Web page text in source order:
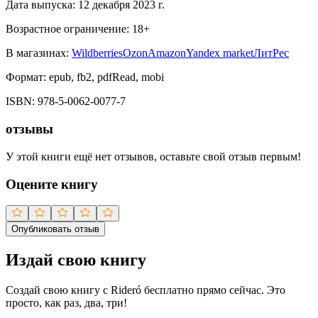
Дата выпуска: 12 декабря 2023 г.
Возрастное ограничение: 18+
В магазинах: WildberriesOzonAmazonYandex marketЛитРес
Формат: epub, fb2, pdfRead, mobi
ISBN: 978-5-0062-0077-7
отзывы
У этой книги ещё нет отзывов, оставьте свой отзыв первым!
Оцените книгу
Опубликовать отзыв
Издай свою книгу
Создай свою книгу с Rideró бесплатно прямо сейчас. Это
просто, как раз, два, три!